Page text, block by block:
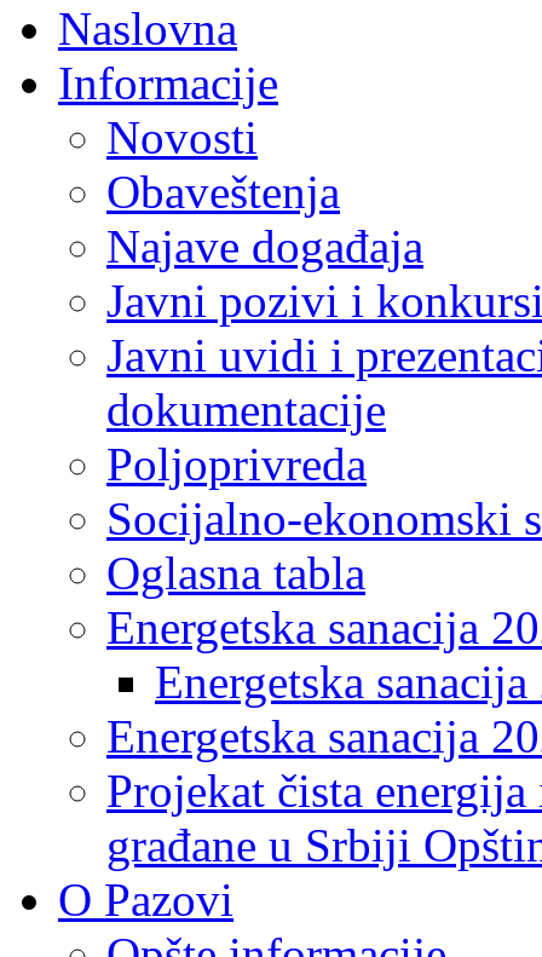
Naslovna
Informacije
Novosti
Obaveštenja
Najave događaja
Javni pozivi i
Javni uvidi i
dokumentacije
Poljoprivreda
Socijalno-ekonomski
Oglasna tabla
Energetska sanacija
Energetska
Energetska sanacija
Projekat čista
građane u Srbiji
O Pazovi